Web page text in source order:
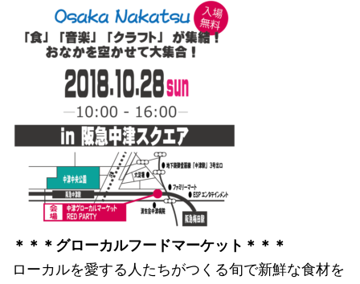
＊＊＊グローカルフードマーケット＊＊＊
ローカルを愛する人たちがつくる旬で新鮮な食材を